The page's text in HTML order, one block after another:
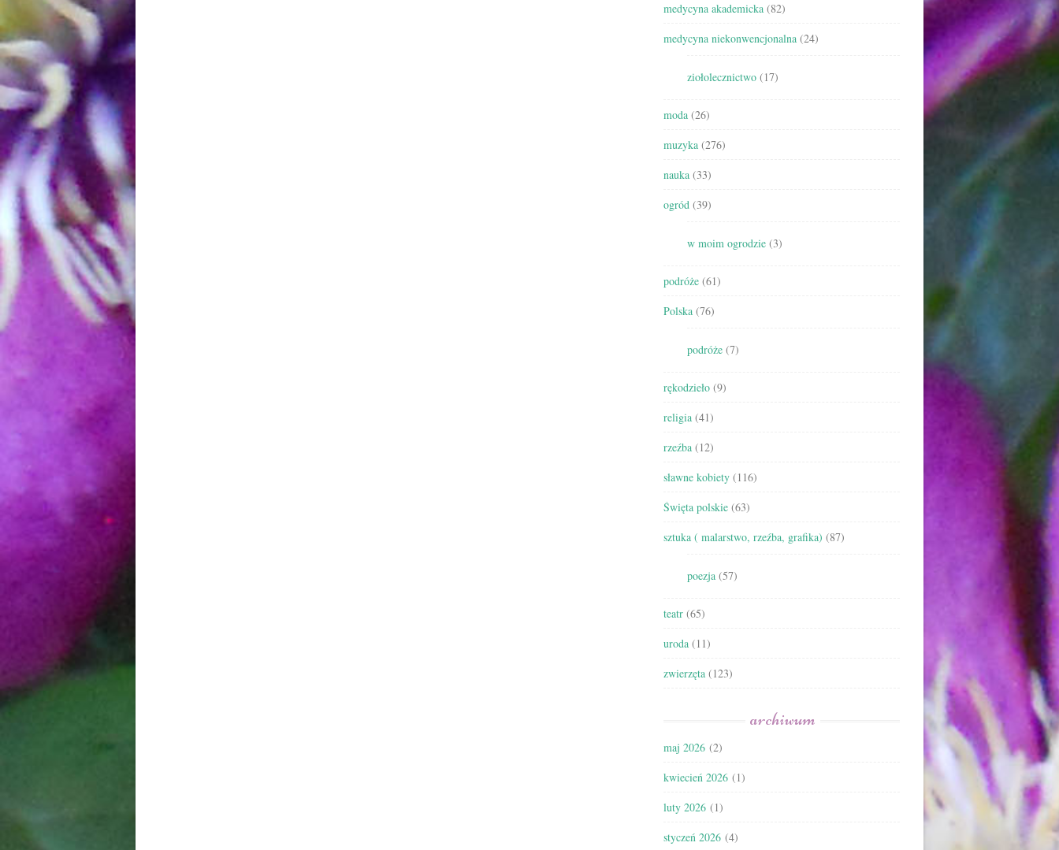
medycyna akademicka (82)
medycyna niekonwencjonalna (24)
ziołolecznictwo (17)
moda (26)
muzyka (276)
nauka (33)
ogród (39)
w moim ogrodzie (3)
podróże (61)
Polska (76)
podróże (7)
rękodzieło (9)
religia (41)
rzeźba (12)
sławne kobiety (116)
Święta polskie (63)
sztuka ( malarstwo, rzeźba, grafika) (87)
poezja (57)
teatr (65)
uroda (11)
zwierzęta (123)
archiwum
maj 2026 (2)
kwiecień 2026 (1)
luty 2026 (1)
styczeń 2026 (4)